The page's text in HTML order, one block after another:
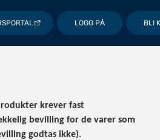
LOGG PÅ BLI
krever fast
bevilling for de varer som
godtas ikke).